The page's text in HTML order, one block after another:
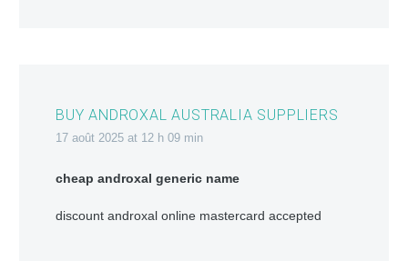
BUY ANDROXAL AUSTRALIA SUPPLIERS
17 août 2025 at 12 h 09 min
cheap androxal generic name
discount androxal online mastercard accepted